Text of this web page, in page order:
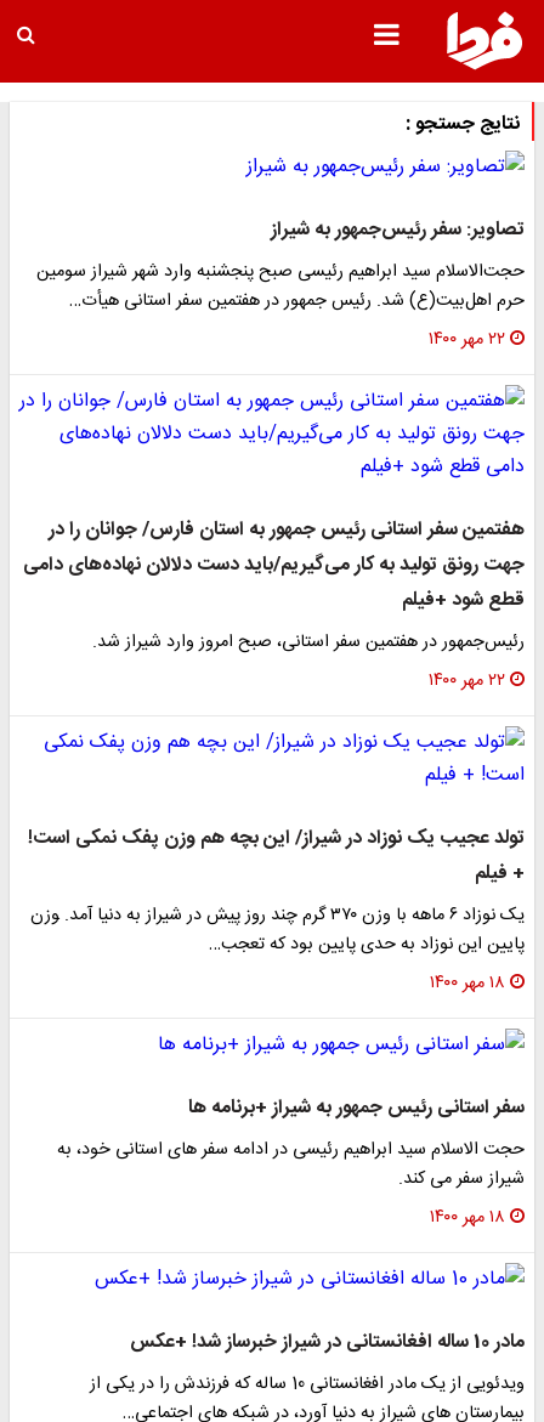
نتایج جستجو :
تصاویر: سفر رئیس‌جمهور به شیراز
حجت‌الاسلام سید ابراهیم رئیسی صبح پنجشنبه وارد شهر شیراز سومین
حرم اهل‌بیت(ع) شد. رئیس جمهور در هفتمین سفر استانی هیأت…
۲۲ مهر ۱۴۰۰
هفتمین سفر استانی رئیس جمهور به استان فارس/ جوانان را در
جهت رونق تولید به کار می‌گیریم/باید دست دلالان نهاده‌های دامی
قطع شود +فیلم
رئیس‌جمهور در هفتمین سفر استانی، صبح امروز وارد شیراز شد.
۲۲ مهر ۱۴۰۰
تولد عجیب یک نوزاد در شیراز/ این بچه هم وزن پفک نمکی است!
+ فیلم
یک نوزاد ۶ ماهه با وزن ۳۷۰ گرم چند روز پیش در شیراز به دنیا آمد. ‍‍‍‍وزن
پایین این نوزاد به حدی پایین بود که تعجب…
۱۸ مهر ۱۴۰۰
سفر استانی رئیس جمهور به شیراز +برنامه ها
حجت الاسلام سید ابراهیم رئیسی در ادامه سفر های استانی خود، به
شیراز سفر می کند.
۱۸ مهر ۱۴۰۰
مادر 10 ساله افغانستانی در شیراز خبرساز شد! +عکس
ویدئویی از یک مادر افغانستانی 10 ساله که فرزندش را در یکی از
بیمارستان های شیراز به دنیا آورد، در شبکه های اجتماعی…